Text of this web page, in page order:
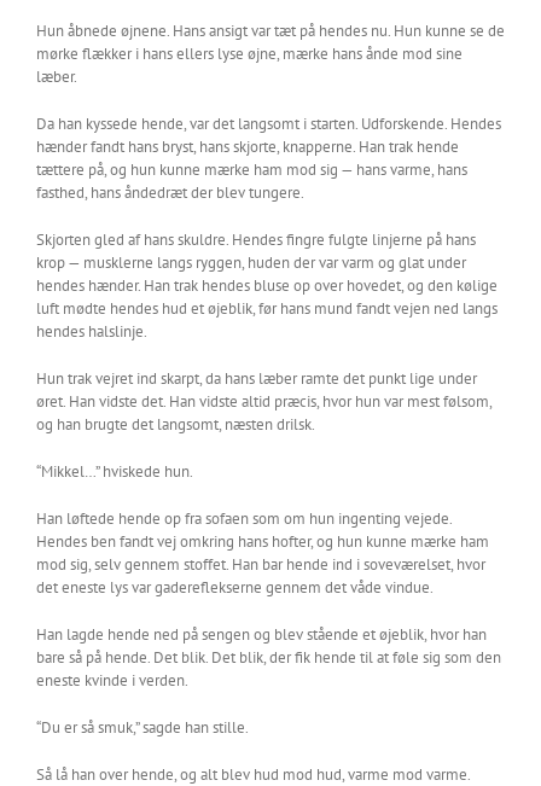
Hun åbnede øjnene. Hans ansigt var tæt på hendes nu. Hun kunne se de
mørke flækker i hans ellers lyse øjne, mærke hans ånde mod sine
læber.
Da han kyssede hende, var det langsomt i starten. Udforskende. Hendes
hænder fandt hans bryst, hans skjorte, knapperne. Han trak hende
tættere på, og hun kunne mærke ham mod sig — hans varme, hans
fasthed, hans åndedræt der blev tungere.
Skjorten gled af hans skuldre. Hendes fingre fulgte linjerne på hans
krop — musklerne langs ryggen, huden der var varm og glat under
hendes hænder. Han trak hendes bluse op over hovedet, og den kølige
luft mødte hendes hud et øjeblik, før hans mund fandt vejen ned langs
hendes halslinje.
Hun trak vejret ind skarpt, da hans læber ramte det punkt lige under
øret. Han vidste det. Han vidste altid præcis, hvor hun var mest følsom,
og han brugte det langsomt, næsten drilsk.
“Mikkel…” hviskede hun.
Han løftede hende op fra sofaen som om hun ingenting vejede.
Hendes ben fandt vej omkring hans hofter, og hun kunne mærke ham
mod sig, selv gennem stoffet. Han bar hende ind i soveværelset, hvor
det eneste lys var gadereflekserne gennem det våde vindue.
Han lagde hende ned på sengen og blev stående et øjeblik, hvor han
bare så på hende. Det blik. Det blik, der fik hende til at føle sig som den
eneste kvinde i verden.
“Du er så smuk,” sagde han stille.
Så lå han over hende, og alt blev hud mod hud, varme mod varme.